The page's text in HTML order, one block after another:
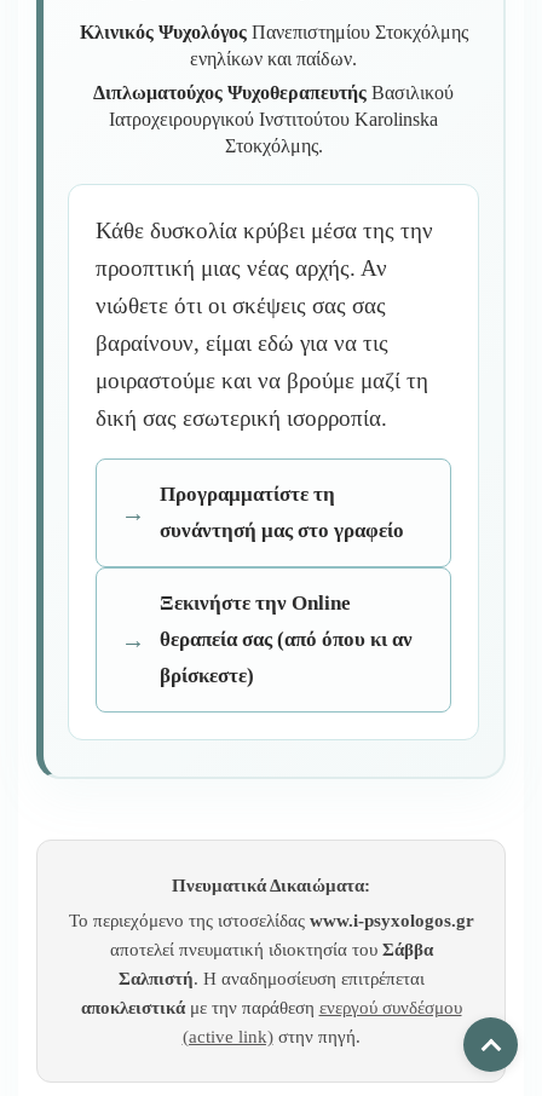
Κλινικός ΨυχολόγοςΠανεπιστημίου Στοκχόλμης
ενηλίκων και παίδων.
Διπλωματούχος Ψυχοθεραπευτής Βασιλικού
Ιατροχειρουργικού Ινστιτούτου Karolinska
Στοκχόλμης.
Κάθε δυσκολία κρύβει μέσα της την
προοπτική μιας νέας αρχής. Αν
νιώθετε ότι οι σκέψεις σας σας
βαραίνουν, είμαι εδώ για να τις
μοιραστούμε και να βρούμε μαζί τη
δική σας εσωτερική ισορροπία.
Προγραμματίστε τη
συνάντησή μας στο γραφείο
Ξεκινήστε την Online
θεραπεία σας (από όπου κι αν
βρίσκεστε)
Πνευματικά Δικαιώματα:
Το περιεχόμενο της ιστοσελίδας www.i-psyxologos.gr
αποτελεί πνευματική ιδιοκτησία του Σάββα
Σαλπιστή. Η αναδημοσίευση επιτρέπεται
αποκλειστικάμε την παράθεση ενεργού συνδέσμου
(active link)στην πηγή.